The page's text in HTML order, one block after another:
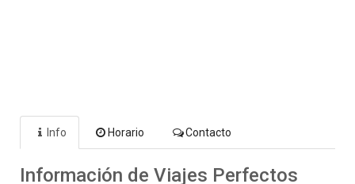
Info Horario Contacto
Información de Viajes Perfectos